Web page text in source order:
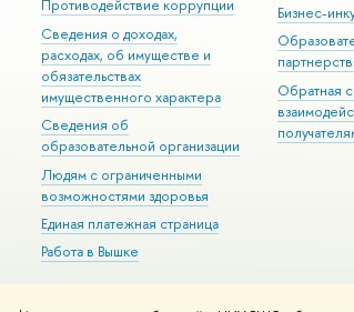
Противодействие коррупции
Сведения о доходах,
расходах, об имуществе и
обязательствах
имущественного характера
Сведения об
образовательной организации
Людям с ограниченными
возможностями здоровья
Единая платежная страница
Работа в Вышке
Бизнес-
Обратная